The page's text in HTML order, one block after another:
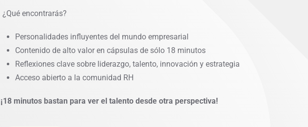
¿Qué encontrarás?
Personalidades influyentes del mundo empresarial
Contenido de alto valor en cápsulas de sólo 18 minutos
Reflexiones clave sobre liderazgo, talento, innovación y estrategia
Acceso abierto a la comunidad RH
¡18 minutos bastan para ver el talento desde otra perspectiva!